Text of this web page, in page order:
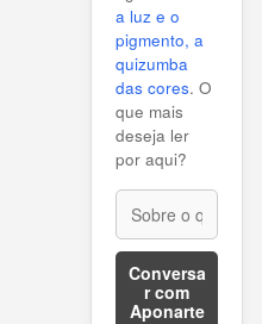
a luz e o
pigmento, a
quizumba
das cores. O
que mais
deseja ler
por aqui?
Conversa
r com
Aponarte